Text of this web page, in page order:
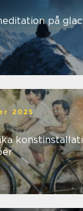
på
2025